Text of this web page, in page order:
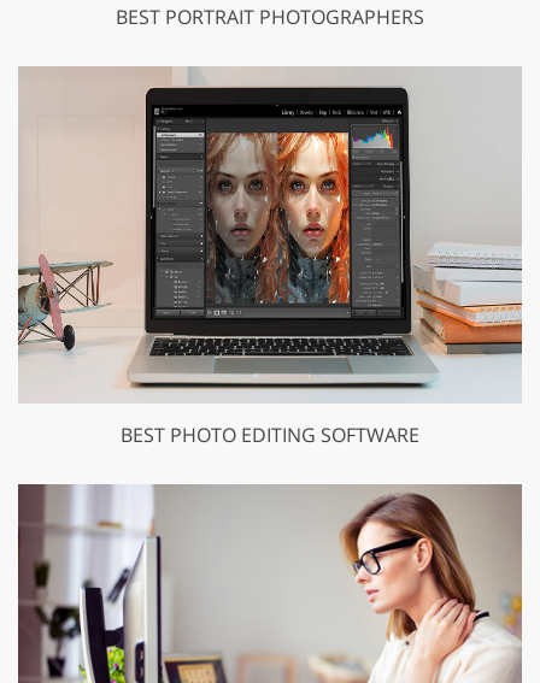
BEST PORTRAIT PHOTOGRAPHERS
BEST PHOTO EDITING SOFTWARE